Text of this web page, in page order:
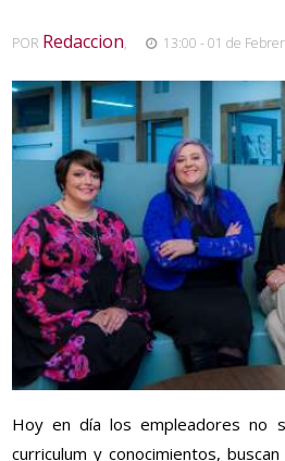
POR Redaccion, 13:00 - 01 de
Hoy en día los empleadores no
curriculum y conocimientos,